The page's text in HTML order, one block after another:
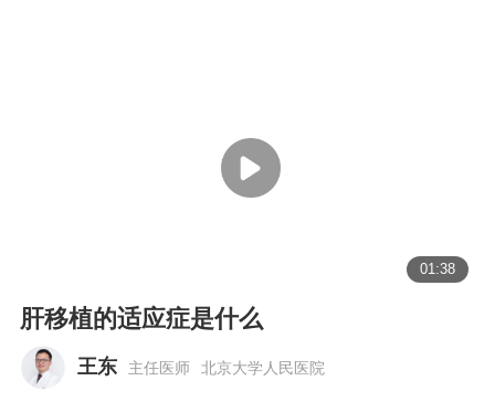
01:38
肝移植的适应症是什么
王东 主任医师 北京大学人民医院